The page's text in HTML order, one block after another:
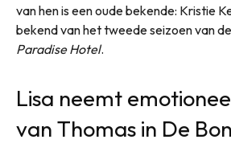
van hen is een oude bekende: Kristie
bekend van het tweede seizoen van
Paradise Hotel.
Lisa neemt
van Thomas in De